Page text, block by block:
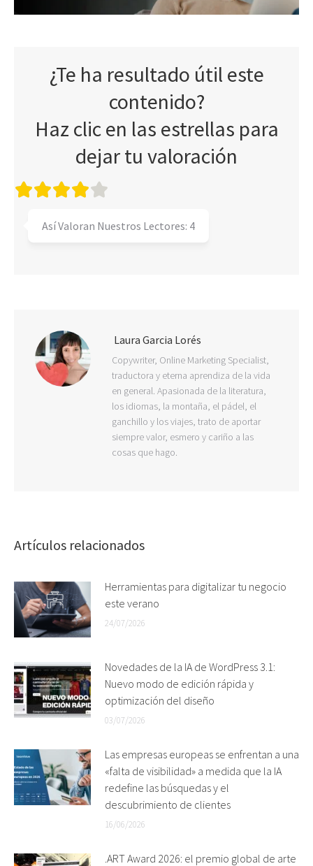
¿Te ha resultado útil este
contenido?
Haz clic en las estrellas para
dejar tu valoración
Así Valoran Nuestros Lectores: 4
Laura Garcia Lorés
Copywriter, Online Marketing Specialist,
traductora y eterna aprendiza de la vida
en general. Apasionada de la literatura,
los idiomas, la montaña, el pádel, el
ganchillo y los viajes, trato de aportar
siempre valor, esmero y cariño a las
cosas que hago.
Artículos relacionados
Herramientas para digitalizar tu negocio
este verano
24/07/2026
Novedades de la IA de WordPress 3.1:
Nuevo modo de edición rápida y
optimización del diseño
03/07/2026
Las empresas europeas se enfrentan a una
«falta de visibilidad» a medida que la IA
redefine las búsquedas y el
descubrimiento de clientes
16/06/2026
.ART Award 2026: el premio global de arte